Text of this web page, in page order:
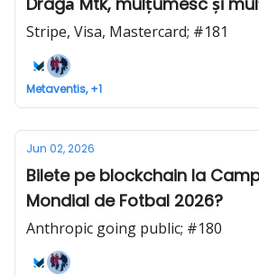
Stripe, Visa, Mastercard; #181
Metaventis, +1
Jun 02, 2026
Bilete pe blockchain la
Mondial de Fotbal 2026?
Anthropic going public; #180